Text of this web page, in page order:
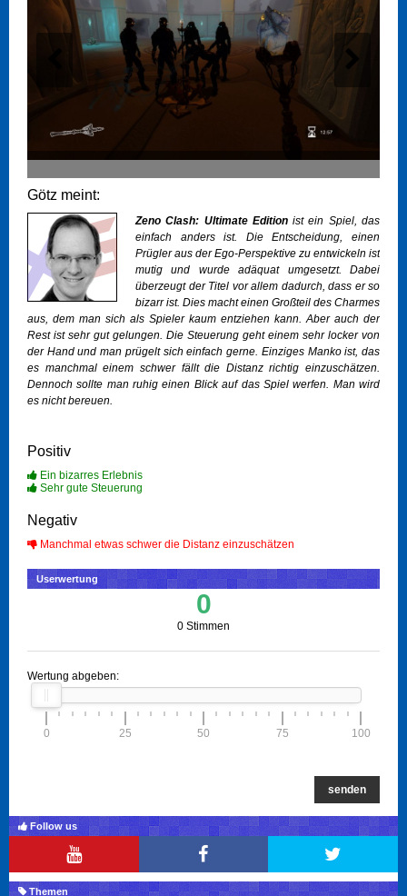
Götz meint:
Zeno Clash: Ultimate Editionist ein Spiel, das
einfach anders ist. Die Entscheidung, einen
Prügler aus der Ego-Perspektive zu entwickeln ist
mutig und wurde adäquat umgesetzt. Dabei
überzeugt der Titel vor allem dadurch, dass er so
bizarr ist. Dies macht einen Großteil des Charmes
aus, dem man sich als Spieler kaum entziehen kann. Aber auch der
Rest ist sehr gut gelungen. Die Steuerung geht einem sehr locker von
der Hand und man prügelt sich einfach gerne. Einziges Manko ist, das
es manchmal einem schwer fällt die Distanz richtig einzuschätzen.
Dennoch sollte man ruhig einen Blick auf das Spiel werfen. Man wird
es nicht bereuen.
Positiv
Ein bizarres Erlebnis
Sehr gute Steuerung
Negativ
Manchmal etwas schwer die Distanz einzuschätzen
Userwertung
0
0 Stimmen
Wertung abgeben:
0 25 50 75 100
senden
Follow us
Themen